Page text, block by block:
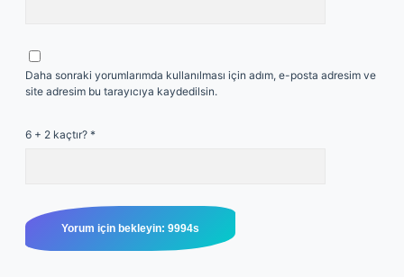
Daha sonraki yorumlarımda kullanılması için adım, e-posta adresim ve
site adresim bu tarayıcıya kaydedilsin.
6 + 2 kaçtır? *